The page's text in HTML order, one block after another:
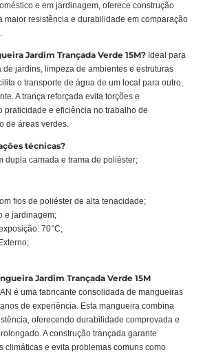
e em jardinagem, oferece construção
maior resistência e durabilidade em comparação
Jardim Trançada Verde 15M? Ideal para
jardins, limpeza de ambientes e estruturas
o transporte de água de um local para outro,
A trança reforçada evita torções e
praticidade e eficiência no trabalho de
de áreas verdes.
técnicas?
dupla camada e trama de poliéster;
fios de poliéster de alta tenacidade;
e jardinagem;
70°C;
Jardim Trançada Verde 15M
é uma fabricante consolidada de mangueiras
de experiência. Esta mangueira combina
oferecendo durabilidade comprovada e
A construção trançada garante
climáticas e evita problemas comuns como